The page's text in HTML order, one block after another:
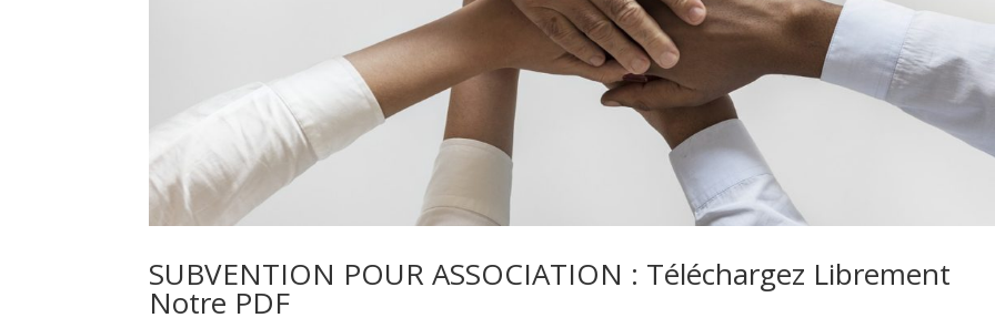
SUBVENTION POUR ASSOCIATION : Téléchargez Librement
Notre PDF